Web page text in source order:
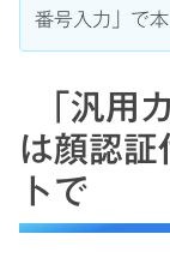
番号入力」で
「汎用
は顔認証
トで